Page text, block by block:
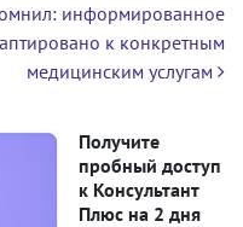
информированное
к конкретным
медицинским услугам
Получите
пробный доступ
к Консультант
Плюс на 2 дня